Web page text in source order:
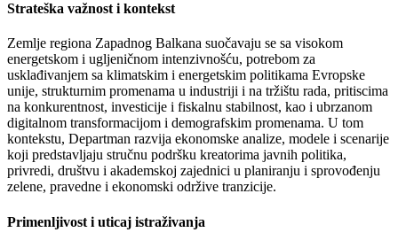
Strateška važnost i kontekst
Zemlje regiona Zapadnog Balkana suočavaju se sa visokom
energetskom i ugljeničnom intenzivnošću, potrebom za
usklađivanjem sa klimatskim i energetskim politikama Evropske
unije, strukturnim promenama u industriji i na tržištu rada, pritiscima
na konkurentnost, investicije i fiskalnu stabilnost, kao i ubrzanom
digitalnom transformacijom i demografskim promenama. U tom
kontekstu, Departman razvija ekonomske analize, modele i scenarije
koji predstavljaju stručnu podršku kreatorima javnih politika,
privredi, društvu i akademskoj zajednici u planiranju i sprovođenju
zelene, pravedne i ekonomski održive tranzicije.
Primenljivost i uticaj istraživanja